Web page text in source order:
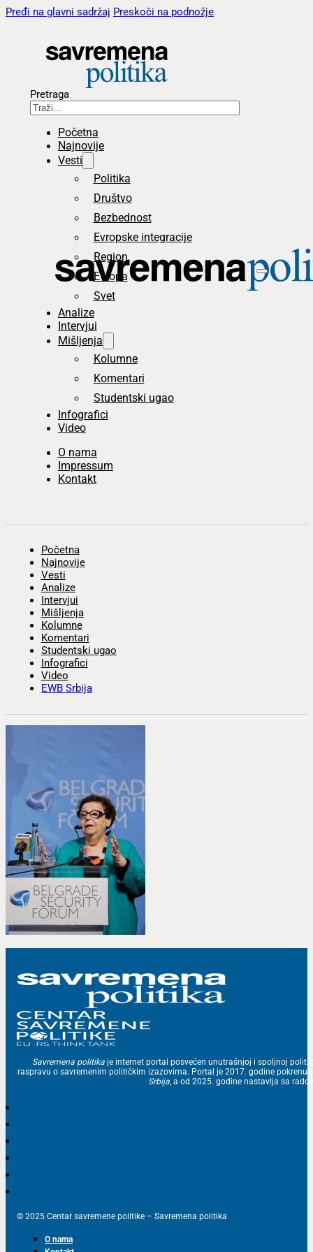
Pređi na glavni sadržaj Preskoči na podnožje
Pretraga
Početna
Najnovije
Vesti
Politika
Društvo
Bezbednost
Evropske integracije
Region
Evropa
Svet
Analize
Intervjui
Mišljenja
Kolumne
Komentari
Studentski ugao
Infografici
Video
O nama
Impressum
Kontakt
Početna
Najnovije
Vesti
Analize
Intervjui
Mišljenja
Kolumne
Komentari
Studentski ugao
Infografici
Video
EWB Srbija
Savremena politika je internet portal posvećen unutrašnjoj i spoljnoj
raspravu o savremenim političkim izazovima. Portal je 2017. godine
Srbija, a od 2025. godine nastavlja sa
© 2025 Centar savremene politike – Savremena politika
O nama